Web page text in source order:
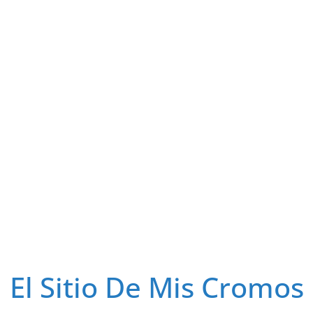
El Sitio De Mis Cromos